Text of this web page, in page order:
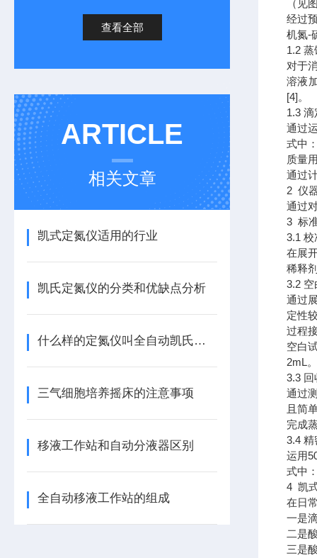
查看全部
ARTICLE
相关文章
凯式定氮仪适用的行业
凯氏定氮仪的分类和优缺点分析
什么样的定氮仪叫全自动凯氏定氮仪
三气细胞培养摇床的注意事项
移液工作站和自动分液器区别
全自动移液工作站的组成
（见
经过
机氮-
1.2 蒸
对于
溶液
[4]。
1.3
通过
式中
质量
通过
2 仪
通过
3 标
3.1
在展
稀释
3.2 空
通过
定性
过程
空白
2mL。
3.3 回
通过
且简
完成
3.4
运用
式中
4 凯
在日
一是
二是
三是